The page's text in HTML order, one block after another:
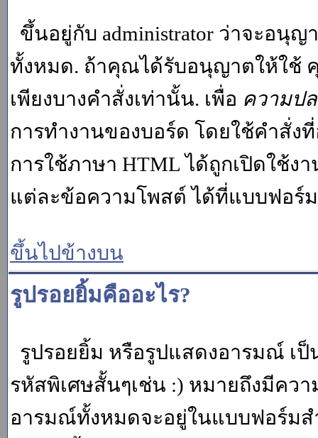
ขึ้นอยู่กับ administrator ว่าจะอนุ
ทั้งหมด. ถ้าคุณได้รับอนุญาตให้ใช้
เพียงบางคำสั่งเท่านั้น. เพื่อ ความป
การทำงานของบอร์ด โดยใช้คำสั่ง
การใช้ภาษา HTML ได้ถูกเปิดใช้
แต่ละข้อความโพสต์ ได้ที่แบบฟอร์
ขึ้นไปข้างบน
รูปรอยยิ้มคืออะไร?
รูปรอยยิ้ม หรือรูปแสดงอารมณ์ เ
รหัสพิเศษสั้นๆเช่น :) หมายถึงมีคว
อารมณ์ทั้งหมดจะอยู่ในแบบฟอร์ม